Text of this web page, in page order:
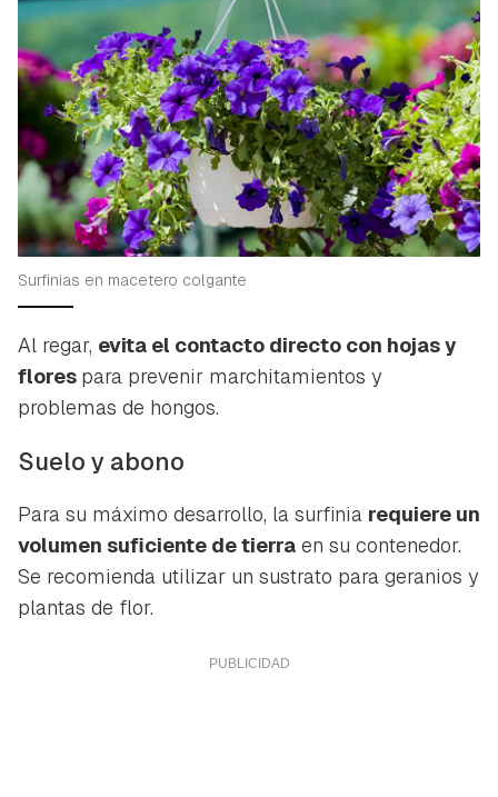
Surfinias en macetero colgante
Al regar, evita el contacto directo con hojas y
flores para prevenir marchitamientos y
problemas de hongos.
Suelo y abono
Para su máximo desarrollo, la surfinia requiere un
volumen suficiente de tierra en su contenedor.
Se recomienda utilizar un sustrato para geranios y
plantas de flor.